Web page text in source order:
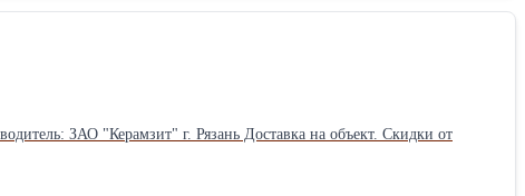
ЗАО "Керамзит" г. Рязань Доставка на объект. Скидки от